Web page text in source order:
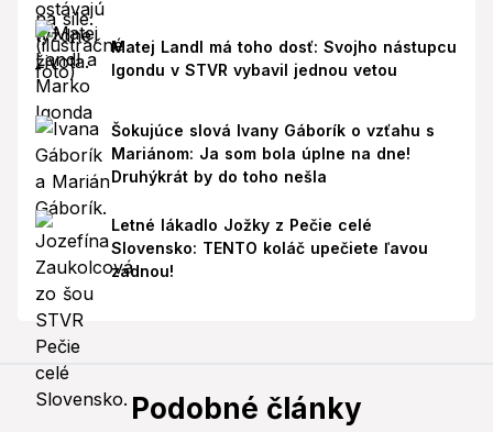
Matej Landl má toho dosť: Svojho nástupcu
Igondu v STVR vybavil jednou vetou
Šokujúce slová Ivany Gáborík o vzťahu s
Mariánom: Ja som bola úplne na dne!
Druhýkrát by do toho nešla
Letné lákadlo Jožky z Pečie celé
Slovensko: TENTO koláč upečiete ľavou
zadnou!
Podobné články